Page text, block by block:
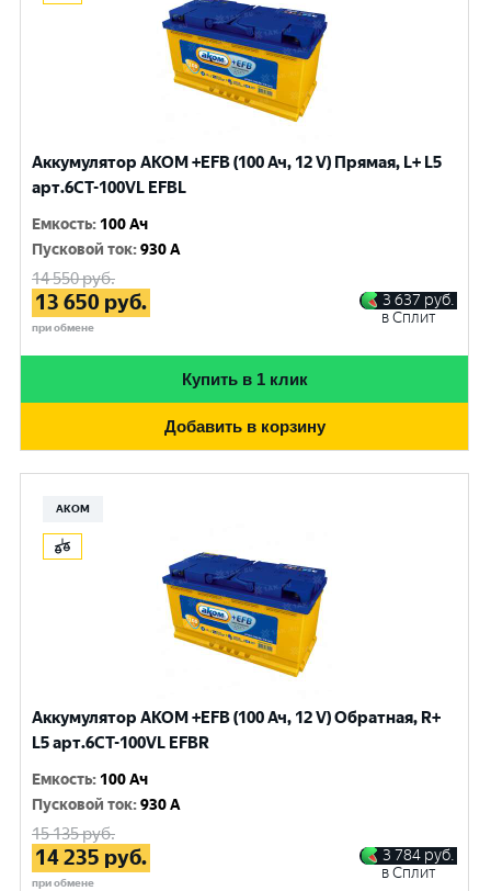
Аккумулятор AKOM +EFB (100 Ач, 12 V) Прямая, L+ L5
арт.6СТ-100VL EFBL
Емкость: 100 Ач
Пусковой ток:930 A
14 550руб.
13 650 руб.
при обмене
3 637 руб.
в Сплит
Купить в 1 клик
Добавить в корзину
АКОМ
Аккумулятор AKOM +EFB (100 Ач, 12 V) Обратная, R+
L5 арт.6СТ-100VL EFBR
Емкость: 100 Ач
Пусковой ток:930 A
15 135руб.
14 235 руб.
при обмене
3 784 руб.
в Сплит